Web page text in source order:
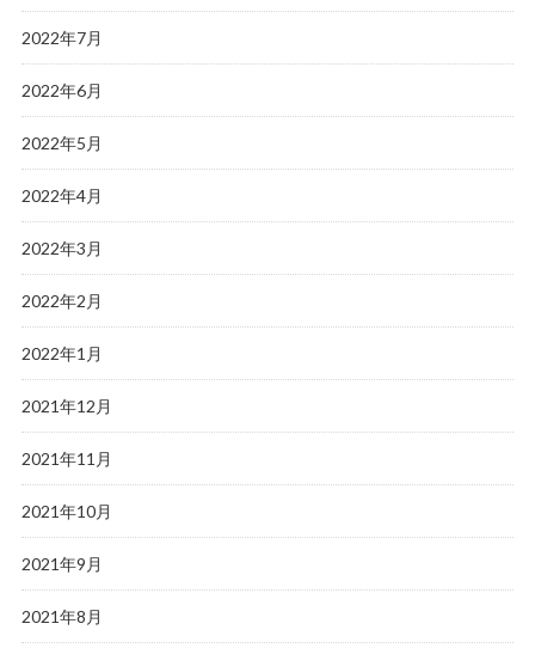
2022年7月
2022年6月
2022年5月
2022年4月
2022年3月
2022年2月
2022年1月
2021年12月
2021年11月
2021年10月
2021年9月
2021年8月